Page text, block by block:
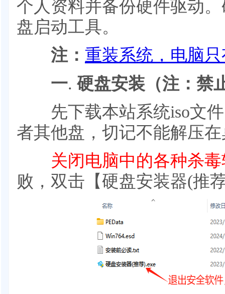
个人资料并备份硬件驱动
盘启动工具。
注： 重装系统，电脑
一. 硬盘安装（注：禁
先下载本站系统iso文件
者其他盘，切记不能解压
关闭电脑中的各种杀
败，双击【硬盘安装器(推